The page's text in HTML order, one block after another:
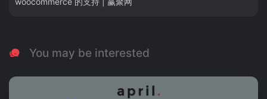
You may be interested